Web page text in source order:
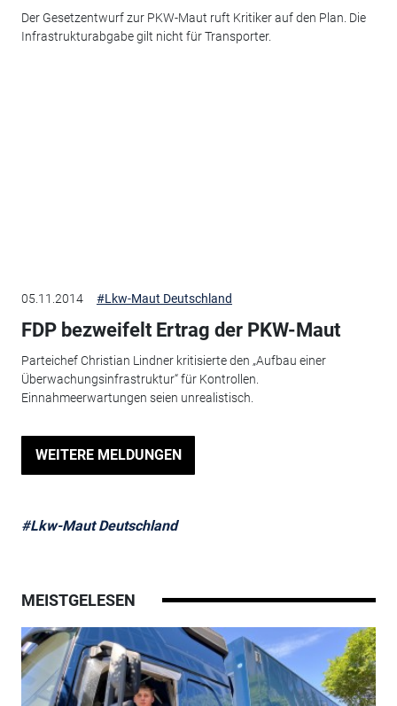
Der Gesetzentwurf zur PKW-Maut ruft Kritiker auf den Plan. Die
Infrastrukturabgabe gilt nicht für Transporter.
05.11.2014 #Lkw-Maut Deutschland
FDP bezweifelt Ertrag der PKW-Maut
Parteichef Christian Lindner kritisierte den „Aufbau einer
Überwachungsinfrastruktur“ für Kontrollen.
Einnahmeerwartungen seien unrealistisch.
WEITERE MELDUNGEN
#Lkw-Maut Deutschland
MEISTGELESEN